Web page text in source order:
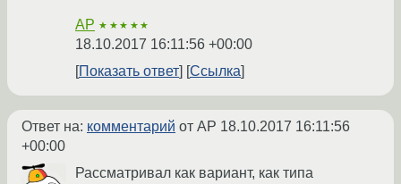
AP ★★★★★
18.10.2017 16:11:56 +00:00
Показать ответ
Ссылка
Ответ на: комментарий от AP 18.10.2017 16:11:56
+00:00
Рассматривал как вариант, как типа